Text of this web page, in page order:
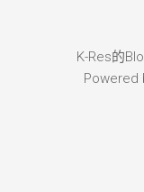
K-Res的
Powered